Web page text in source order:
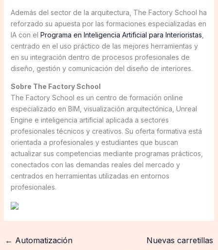
Además del sector de la arquitectura, The Factory School ha
reforzado su apuesta por las formaciones especializadas en
IA con el Programa en Inteligencia Artificial para Interioristas
centrado en el uso práctico de las mejores herramientas y
en su integración dentro de procesos profesionales de
diseño, gestión y comunicación del diseño de interiores.
Sobre The Factory School
The Factory School es un centro de formación online
especializado en BIM, visualización arquitectónica, Unreal
Engine e inteligencia artificial aplicada a sectores
profesionales técnicos y creativos. Su oferta formativa está
orientada a profesionales y estudiantes que buscan
actualizar sus competencias mediante programas prácticos,
conectados con las demandas reales del mercado y
centrados en herramientas utilizadas en entornos
profesionales.
← Automatización
Nuevas carretillas